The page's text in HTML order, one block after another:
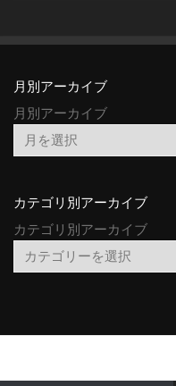
月別アーカイブ
月別アーカイブ
カテゴリ別アーカイブ
カテゴリ別アーカイブ